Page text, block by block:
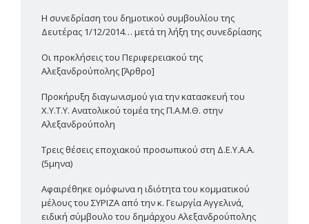
Η συνεδρίαση του δημοτικού συμβουλίου της
Δευτέρας 1/12/2014… μετά τη λήξη της συνεδρίασης
Οι προκλήσεις του Περιφερειακού της
Αλεξανδρούπολης [Άρθρο]
Προκήρυξη διαγωνισμού για την κατασκευή του
Χ.Υ.Τ.Υ. Ανατολικού τομέα της Π.Α.Μ.Θ. στην
Αλεξανδρούπολη
Τρεις θέσεις εποχιακού προσωπικού στη Δ.Ε.Υ.Α.Α.
(5μηνα)
Αφαιρέθηκε ομόφωνα η ιδιότητα του κομματικού
μέλους του ΣΥΡΙΖΑ από την κ. Γεωργία Αγγελινά,
ειδική σύμβουλο του δημάρχου Αλεξανδρούπολης